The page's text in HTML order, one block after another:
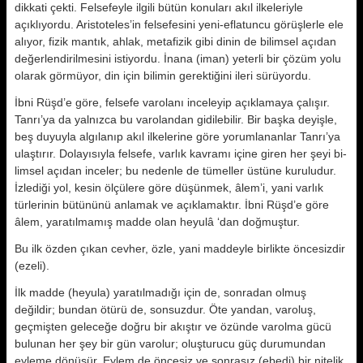
dikkati çekti. Felse­feyle ilgili bütün konuları akıl ilkeleriyle
açıklıyordu. Aristoteles’in felse­fesini yeni-eflatuncu görüşlerle ele
alıyor, fizik mantık, ahlak, metafizik gibi dinin de bilimsel açıdan
değerlen­dirilmesini istiyordu. İnana (iman) ye­terli bir çözüm yolu
olarak görmüyor, din için bilimin gerektiğini ileri sürü­yordu.
İbni Rüşd’e göre, felsefe varolanı in­celeyip açıklamaya çalışır.
Tanrı’ya da yalnızca bu varolandan gidilebilir. Bir başka deyişle,
beş duyuyla algılanıp akıl ilkelerine göre yorumlananlar Tanrı’ya
ulaştırır. Dolayısıyla felsefe, varlık kavramı içine giren her şeyi bi­
limsel açıdan inceler; bu nedenle de tümeller üstüne kuruludur.
İzlediği yol, kesin ölçülere göre düşünmek, âlem’i, yani varlık
türlerinin bütünü­nü anlamak ve açıklamaktır. İbni Rüşd’e göre
âlem, yaratılmamış mad­de olan heyulâ ‘dan doğmuştur.
Bu ilk özden çıkan cevher, özle, yani maddeyle birlikte öncesizdir
(ezeli).
İlk madde (heyula) yaratılmadığı için de, sonradan olmuş
değildir; bundan ötürü de, sonsuzdur. Öte yandan, var­oluş,
geçmişten geleceğe doğru bir akıştır ve özünde varolma gücü
bulu­nan her şey bir gün varolur; oluşturu­cu güç durumundan